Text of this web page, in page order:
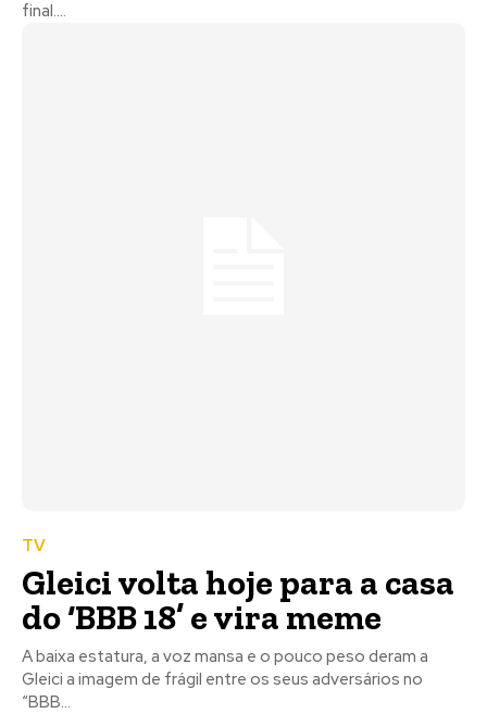
final....
TV
Gleici volta hoje para a casa
do ‘BBB 18’ e vira meme
A baixa estatura, a voz mansa e o pouco peso deram a
Gleici a imagem de frágil entre os seus adversários no
“BBB...